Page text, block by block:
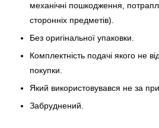
механічні пошкодження,
сторонніх предметів).
Без оригінальної упаковки.
Комплектність подачі якого не
покупки.
Який використовувався не за
Забруднений.